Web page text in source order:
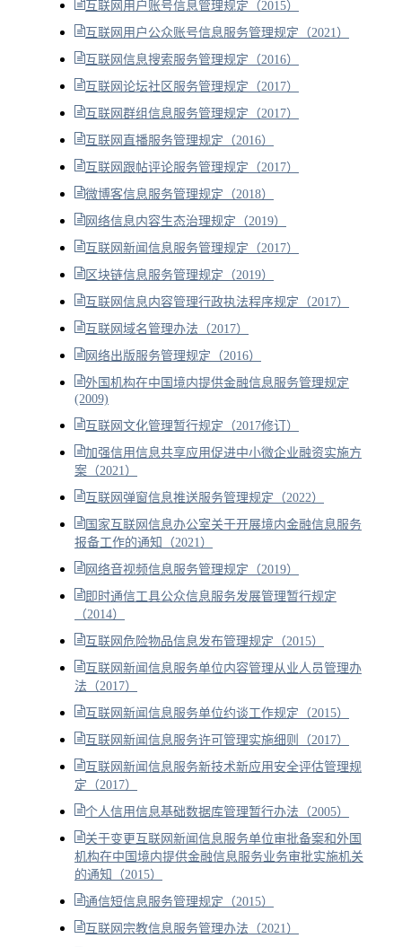
互联网用户账号信息管理规定（2015）
互联网用户公众账号信息服务管理规定（2021）
互联网信息搜索服务管理规定（2016）
互联网论坛社区服务管理规定（2017）
互联网群组信息服务管理规定（2017）
互联网直播服务管理规定（2016）
互联网跟帖评论服务管理规定（2017）
微博客信息服务管理规定（2018）
网络信息内容生态治理规定（2019）
互联网新闻信息服务管理规定（2017）
区块链信息服务管理规定（2019）
互联网信息内容管理行政执法程序规定（2017）
互联网域名管理办法（2017）
网络出版服务管理规定（2016）
外国机构在中国境内提供金融信息服务管理规定
(2009)
互联网文化管理暂行规定（2017修订）
加强信用信息共享应用促进中小微企业融资实施方
案（2021）
互联网弹窗信息推送服务管理规定（2022）
国家互联网信息办公室关于开展境内金融信息服务
报备工作的通知（2021）
网络音视频信息服务管理规定（2019）
即时通信工具公众信息服务发展管理暂行规定
（2014）
互联网危险物品信息发布管理规定（2015）
互联网新闻信息服务单位内容管理从业人员管理办
法（2017）
互联网新闻信息服务单位约谈工作规定（2015）
互联网新闻信息服务许可管理实施细则（2017）
互联网新闻信息服务新技术新应用安全评估管理规
定（2017）
个人信用信息基础数据库管理暂行办法（2005）
关于变更互联网新闻信息服务单位审批备案和外国
机构在中国境内提供金融信息服务业务审批实施机关
的通知（2015）
通信短信息服务管理规定（2015）
互联网宗教信息服务管理办法（2021）